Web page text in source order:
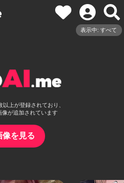
表示中: すべて
以上が登録されており、
像が追加されています
像を見る